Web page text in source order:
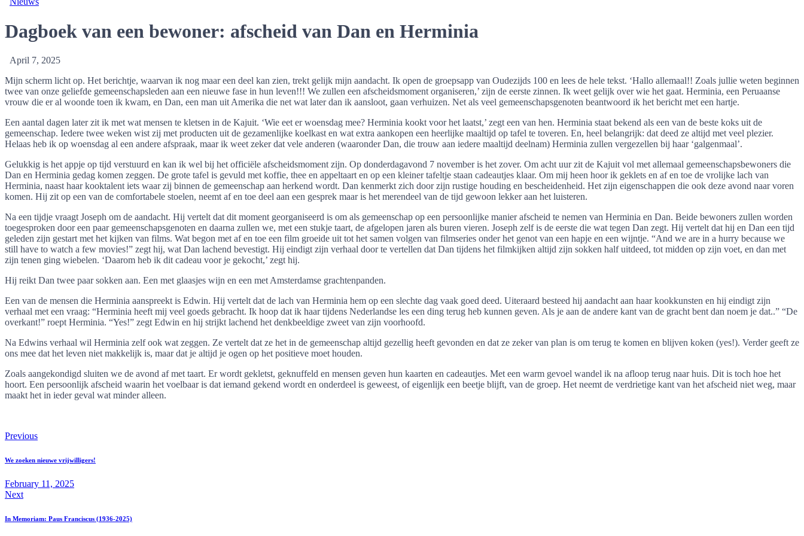
Dagboek van een bewoner: afscheid van Dan en Herminia
April 7, 2025
Mijn scherm licht op. Het berichtje, waarvan ik nog maar een deel kan zien, trekt gelijk mijn aandacht. Ik open de groepsapp van Oudezijds 100 en lees de hele tekst. ‘Hallo allemaal!! Zoals jullie weten beginnen
twee van onze geliefde gemeenschapsleden aan een nieuwe fase in hun leven!!! We zullen een afscheidsmoment organiseren,’ zijn de eerste zinnen. Ik weet gelijk over wie het gaat. Herminia, een Peruaanse
vrouw die er al woonde toen ik kwam, en Dan, een man uit Amerika die net wat later dan ik aansloot, gaan verhuizen. Net als veel gemeenschapsgenoten beantwoord ik het bericht met een hartje.
Een aantal dagen later zit ik met wat mensen te kletsen in de Kajuit. ‘Wie eet er woensdag mee? Herminia kookt voor het laatst,’ zegt een van hen. Herminia staat bekend als een van de beste koks uit de
gemeenschap. Iedere twee weken wist zij met producten uit de gezamenlijke koelkast en wat extra aankopen een heerlijke maaltijd op tafel te toveren. En, heel belangrijk: dat deed ze altijd met veel plezier.
Helaas heb ik op woensdag al een andere afspraak, maar ik weet zeker dat vele anderen (waaronder Dan, die trouw aan iedere maaltijd deelnam) Herminia zullen vergezellen bij haar ‘galgenmaal’.
Gelukkig is het appje op tijd verstuurd en kan ik wel bij het officiële afscheidsmoment zijn. Op donderdagavond 7 november is het zover. Om acht uur zit de Kajuit vol met allemaal gemeenschapsbewoners die
Dan en Herminia gedag komen zeggen. De grote tafel is gevuld met koffie, thee en appeltaart en op een kleiner tafeltje staan cadeautjes klaar. Om mij heen hoor ik geklets en af en toe de vrolijke lach van
Herminia, naast haar kooktalent iets waar zij binnen de gemeenschap aan herkend wordt. Dan kenmerkt zich door zijn rustige houding en bescheidenheid. Het zijn eigenschappen die ook deze avond naar voren
komen. Hij zit op een van de comfortabele stoelen, neemt af en toe deel aan een gesprek maar is het merendeel van de tijd gewoon lekker aan het luisteren.
Na een tijdje vraagt Joseph om de aandacht. Hij vertelt dat dit moment georganiseerd is om als gemeenschap op een persoonlijke manier afscheid te nemen van Herminia en Dan. Beide bewoners zullen worden
toegesproken door een paar gemeenschapsgenoten en daarna zullen we, met een stukje taart, de afgelopen jaren als buren vieren. Joseph zelf is de eerste die wat tegen Dan zegt. Hij vertelt dat hij en Dan een tijd
geleden zijn gestart met het kijken van films. Wat begon met af en toe een film groeide uit tot het samen volgen van filmseries onder het genot van een hapje en een wijntje. “And we are in a hurry because we
still have to watch a few movies!” zegt hij, wat Dan lachend bevestigt. Hij eindigt zijn verhaal door te vertellen dat Dan tijdens het filmkijken altijd zijn sokken half uitdeed, tot midden op zijn voet, en dan met
zijn tenen ging wiebelen. ‘Daarom heb ik dit cadeau voor je gekocht,’ zegt hij.
Hij reikt Dan twee paar sokken aan. Een met glaasjes wijn en een met Amsterdamse grachtenpanden.
Een van de mensen die Herminia aanspreekt is Edwin. Hij vertelt dat de lach van Herminia hem op een slechte dag vaak goed deed. Uiteraard besteed hij aandacht aan haar kookkunsten en hij eindigt zijn
verhaal met een vraag: “Herminia heeft mij veel goeds gebracht. Ik hoop dat ik haar tijdens Nederlandse les een ding terug heb kunnen geven. Als je aan de andere kant van de gracht bent dan noem je dat..” “De
overkant!” roept Herminia. “Yes!” zegt Edwin en hij strijkt lachend het denkbeeldige zweet van zijn voorhoofd.
Na Edwins verhaal wil Herminia zelf ook wat zeggen. Ze vertelt dat ze het in de gemeenschap altijd gezellig heeft gevonden en dat ze zeker van plan is om terug te komen en blijven koken (yes!). Verder geeft ze
ons mee dat het leven niet makkelijk is, maar dat je altijd je ogen op het positieve moet houden.
Zoals aangekondigd sluiten we de avond af met taart. Er wordt gekletst, geknuffeld en mensen geven hun kaarten en cadeautjes. Met een warm gevoel wandel ik na afloop terug naar huis. Dit is toch hoe het
hoort. Een persoonlijk afscheid waarin het voelbaar is dat iemand gekend wordt en onderdeel is geweest, of eigenlijk een beetje blijft, van de groep. Het neemt de verdrietige kant van het afscheid niet weg, maar
maakt het in ieder geval wat minder alleen.
Previous
We zoeken nieuwe vrijwilligers!
February 11, 2025
Next
In Memoriam: Paus Franciscus (1936-2025)